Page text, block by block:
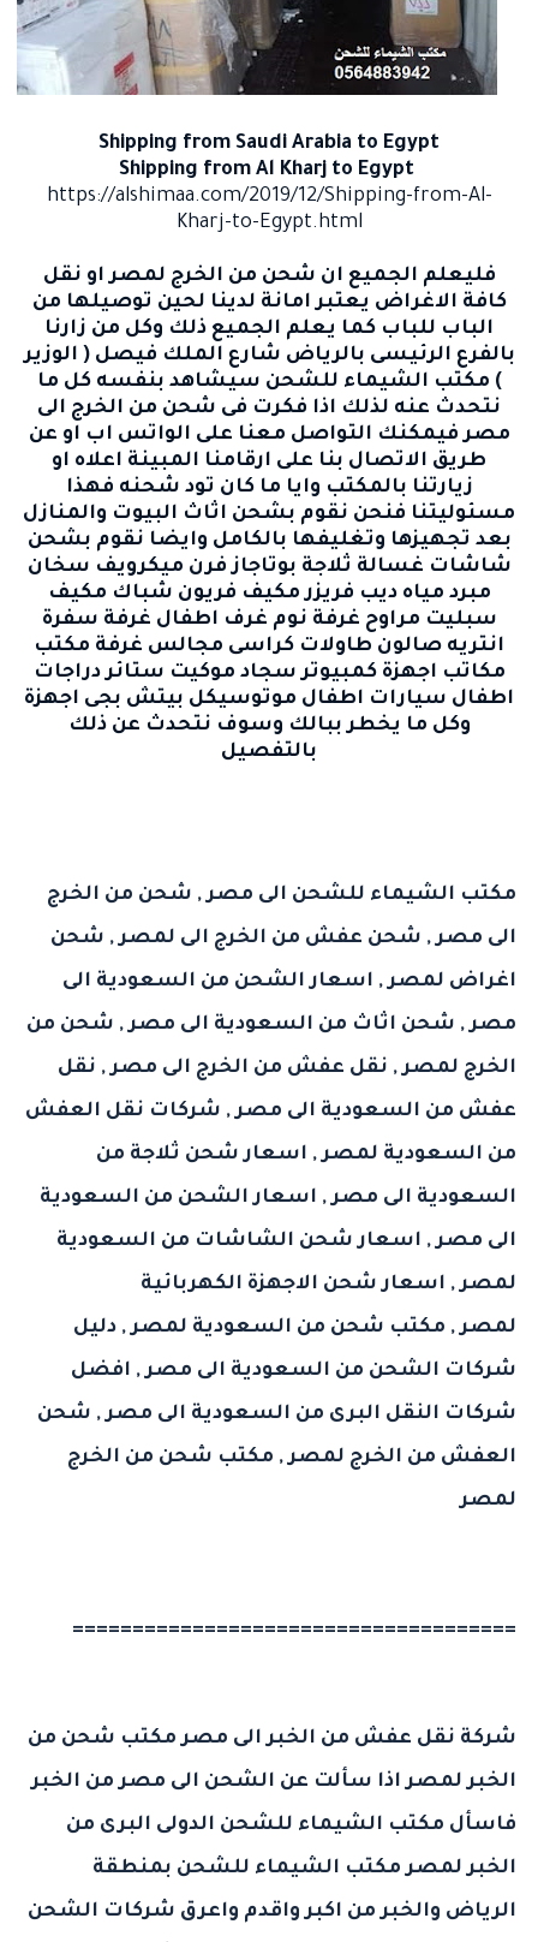
Shipping from Saudi Arabia to Egypt
Shipping from Al Kharj to Egypt
https://alshimaa.com/2019/12/Shipping-from-Al-
Kharj-to-Egypt.html
فليعلم الجميع ان شحن من الخرج لمصر او نقل
كافة الاغراض يعتبر امانة لدينا لحين توصيلها من
الباب للباب كما يعلم الجميع ذلك وكل من زارنا
بالفرع الرئيسى بالرياض شارع الملك فيصل ( الوزير
) مكتب الشيماء للشحن سيشاهد بنفسه كل ما
نتحدث عنه لذلك اذا فكرت فى شحن من الخرج الى
مصر فيمكنك التواصل معنا على الواتس اب او عن
طريق الاتصال بنا على ارقامنا المبينة اعلاه او
زيارتنا بالمكتب وايا ما كان تود شحنه فهذا
مسئوليتنا فنحن نقوم بشحن اثاث البيوت والمنازل
بعد تجهيزها وتغليفها بالكامل وايضا نقوم بشحن
شاشات غسالة ثلاجة بوتاجاز فرن ميكرويف سخان
مبرد مياه ديب فريزر مكيف فريون شباك مكيف
سبليت مراوح غرفة نوم غرف اطفال غرفة سفرة
انتريه صالون طاولات كراسى مجالس غرفة مكتب
مكاتب اجهزة كمبيوتر سجاد موكيت ستائر دراجات
اطفال سيارات اطفال موتوسيكل بيتش بجى اجهزة
وكل ما يخطر ببالك وسوف نتحدث عن ذلك
بالتفصيل
مكتب الشيماء للشحن الى مصر, شحن من الخرج
الى مصر, شحن عفش من الخرج الى لمصر, شحن
اغراض لمصر, اسعار الشحن من السعودية الى
مصر, شحن اثاث من السعودية الى مصر, شحن من
الخرج لمصر, نقل عفش من الخرج الى مصر, نقل
عفش من السعودية الى مصر, شركات نقل العفش
من السعودية لمصر, اسعار شحن ثلاجة من
السعودية الى مصر, اسعار الشحن من السعودية
الى مصر, اسعار شحن الشاشات من السعودية
لمصر, اسعار شحن الاجهزة الكهربائية
لمصر, مكتب شحن من السعودية لمصر, دليل
شركات الشحن من السعودية الى مصر, افضل
شركات النقل البرى من السعودية الى مصر, شحن
العفش من الخرج لمصر, مكتب شحن من الخرج
لمصر
=====================================
شركة نقل عفش من الخبر الى مصر مكتب شحن من
الخبر لمصراذا سألت عن الشحن الى مصر من الخبر
فاسأل مكتب الشيماء للشحن الدولى البرى من
الخبر لمصر مكتب الشيماء للشحن بمنطقة
الرياض والخبر من اكبر واقدم واعرق شركات الشحن